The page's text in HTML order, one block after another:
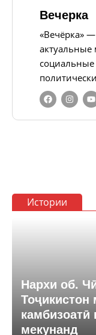
Вечерка
«Вечёрка»
Истории
Нархи об.
Тоҷикистон
камбизоатӣ
мекунанд